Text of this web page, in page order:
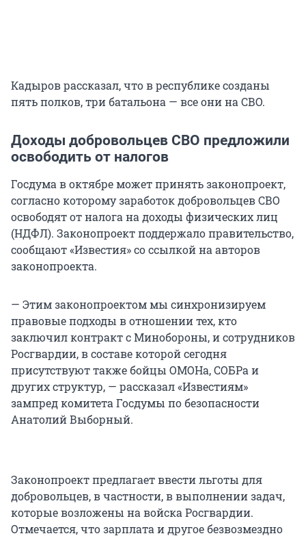
Кадыров рассказал, что в республике созданы
пять полков, три батальона — все они на СВО.
Доходы добровольцев СВО предложили
освободить от налогов
Госдума в октябре может принять законопроект,
согласно которому заработок добровольцев СВО
освободят от налога на доходы физических лиц
(НДФЛ). Законопроект поддержало правительство,
сообщают «Известия» со ссылкой на авторов
законопроекта.
— Этим законопроектом мы синхронизируем
правовые подходы в отношении тех, кто
заключил контракт с Минобороны, и сотрудников
Росгвардии, в составе которой сегодня
присутствуют также бойцы ОМОНа, СОБРа и
других структур, — рассказал «Известиям»
зампред комитета Госдумы по безопасности
Анатолий Выборный.
Законопроект предлагает ввести льготы для
добровольцев, в частности, в выполнении задач,
которые возложены на войска Росгвардии.
Отмечается, что зарплата и другое безвозмездно